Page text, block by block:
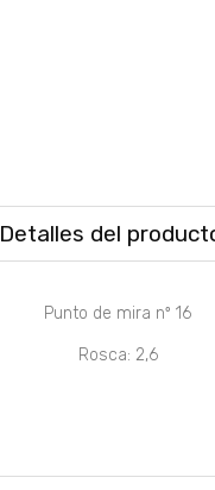
Detalles del
Punto de mira nº 16
Rosca: 2,6